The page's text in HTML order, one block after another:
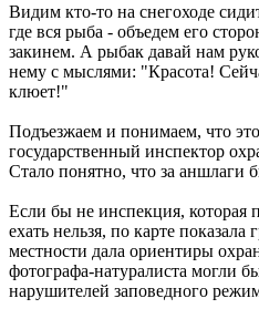
Видим кто-то на снегоходе
где вся рыба - объедем его
закинем. А рыбак давай нам
нему с мыслями: "Красота!
клюет!"
Подъезжаем и понимаем, что
государственный инспектор
Стало понятно, что за аншлаги
Если бы не инспекция, которая
ехать нельзя, по карте
местности дала ориентиры
фотографа-натуралиста могли
нарушителей заповедного